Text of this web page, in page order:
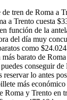
tren de Roma a
a Trento cuesta
función de la
del día muy
como
barato de
conseguir de
reservar lo antes
más
Roma y Trento en